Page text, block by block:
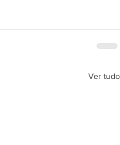
Ver tudo